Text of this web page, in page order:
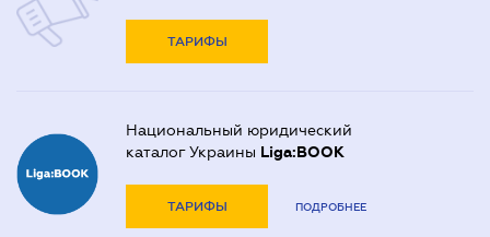
ТАРИФЫ
Национальный юридический
каталог Украины Liga:BOOK
ТАРИФЫ ПОДРОБНЕЕ